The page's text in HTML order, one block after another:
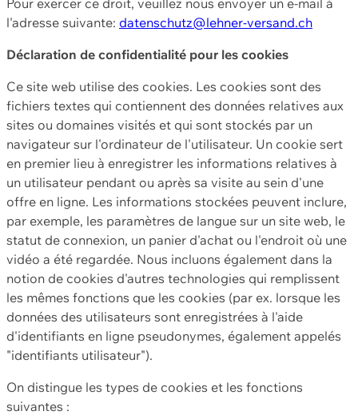
l'adresse suivante: datenschutz@lehner-versand.ch
Déclaration de confidentialité pour les cookies
Ce site web utilise des cookies. Les cookies sont des
fichiers textes qui contiennent des données relatives aux
sites ou domaines visités et qui sont stockés par un
navigateur sur l'ordinateur de l'utilisateur. Un cookie sert
en premier lieu à enregistrer les informations relatives à
un utilisateur pendant ou après sa visite au sein d'une
offre en ligne. Les informations stockées peuvent inclure,
par exemple, les paramètres de langue sur un site web, le
statut de connexion, un panier d'achat ou l'endroit où une
vidéo a été regardée. Nous incluons également dans la
notion de cookies d'autres technologies qui remplissent
les mêmes fonctions que les cookies (par ex. lorsque les
données des utilisateurs sont enregistrées à l'aide
d'identifiants en ligne pseudonymes, également appelés
"identifiants utilisateur").
On distingue les types de cookies et les fonctions
suivantes :